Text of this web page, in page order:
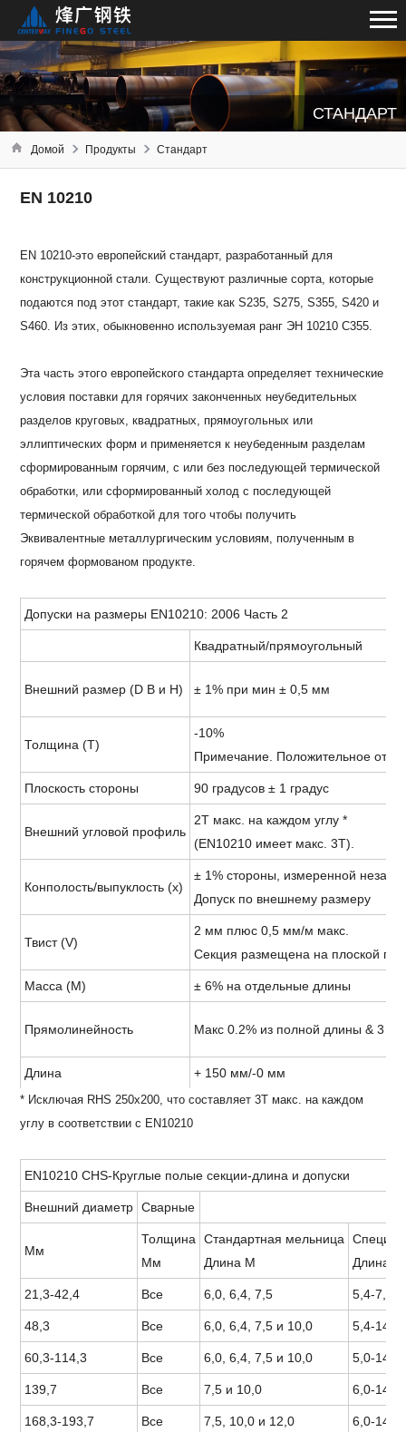
СТАНДАРТ
Домой Продукты Стандарт
EN 10210
EN 10210-это европейский стандарт, разработанный для
конструкционной стали. Существуют различные сорта, которые
подаются под этот стандарт, такие как S235, S275, S355, S420 и
S460. Из этих, обыкновенно используемая ранг ЭН 10210 С355.
Эта часть этого европейского стандарта определяет технические
условия поставки для горячих законченных неубедительных
разделов круговых, квадратных, прямоугольных или
эллиптических форм и применяется к неубеденным разделам
сформированным горячим, с или без последующей термической
обработки, или сформированный холод с последующей
термической обработкой для того чтобы получить
Эквивалентные металлургическим условиям, полученным в
горячем формованом продукте.
Допуски на размеры EN10210: 2006 Часть 2
Квадратный/прямоугольный
Внешний размер (D B и H) ± 1% при мин ± 0,5 мм
Толщина (T)
-10%
Примечание. Положительное
Плоскость стороны 90 градусов ± 1 градус
Внешний угловой профиль
2T макс. на каждом углу *
(EN10210 имеет макс. 3T).
Конполость/выпуклость (x)
± 1% стороны, измеренной
Допуск по внешнему размеру
Твист (V)
2 мм плюс 0,5 мм/м макс.
Секция размещена на плоской
Масса (M) ± 6% на отдельные длины
Прямолинейность Макс 0.2% из полной длины & 3
Длина + 150 мм/-0 мм
* Исключая RHS 250x200, что составляет 3T макс. на каждом
углу в соответствии с EN10210
EN10210 CHS-Круглые полые секции-длина и допуски
Внешний диаметр Сварные
Мм
Толщина
Мм
Стандартная мельница
Длина M
Длина м
21,3-42,4 Все 6,0, 6,4, 7,5 5,4-7,5
48,3 Все 6,0, 6,4, 7,5 и 10,0 5,4-14,6
60,3-114,3 Все 6,0, 6,4, 7,5 и 10,0 5,0-14,6
139,7 Все 7,5 и 10,0 6,0-14,5
168,3-193,7 Все 7,5, 10,0 и 12,0 6,0-14,6